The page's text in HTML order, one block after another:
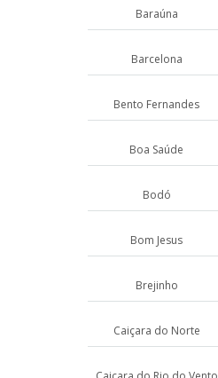
Baraúna
Barcelona
Bento Fernandes
Boa Saúde
Bodó
Bom Jesus
Brejinho
Caiçara do Norte